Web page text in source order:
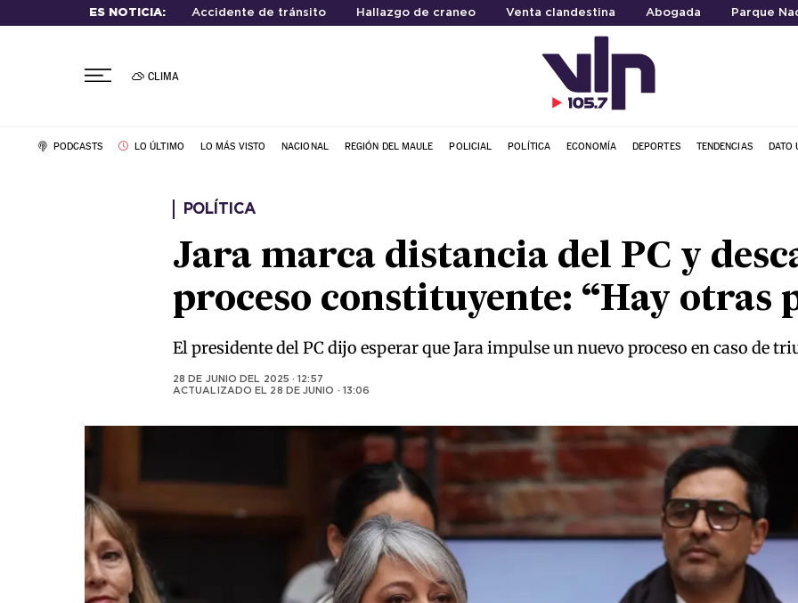
ES NOTICIA: Accidente de tránsito Hallazgo de craneo Venta clandestina Abogada Parque
CLIMA
PODCASTS LO ÚLTIMO LO MÁS VISTO NACIONAL REGIÓN DEL MAULE POLICIAL POLÍTICA ECONOMÍA DEPORTES TENDENCIAS DATO
POLÍTICA
Jara marca distancia del PC y
proceso constituyente: “Hay otras
El presidente del PC dijo esperar que Jara impulse un nuevo proceso en caso de
28 DE JUNIO DEL 2025 · 12:57
ACTUALIZADO EL 28 DE JUNIO · 13:06